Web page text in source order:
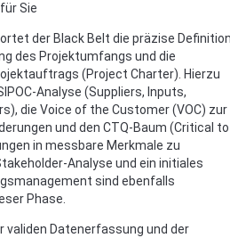
Sie
der Black Belt die präzise
des Projektumfangs und die
(Project Charter). Hierzu
Analyse (Suppliers, Inputs,
die Voice of the Customer (VOC) zur
und den CTQ-Baum (Critical to
in messbare Merkmale zu
Analyse und ein initiales
sind ebenfalls
Phase.
validen Datenerfassung und der